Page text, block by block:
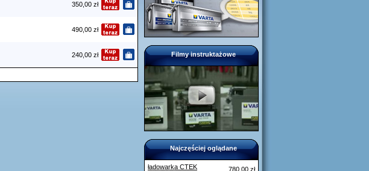
350,00 zł
490,00 zł
240,00 zł Filmy instruktażowe
Najczęściej oglądane
ładowarka CTEK
780,00 zł